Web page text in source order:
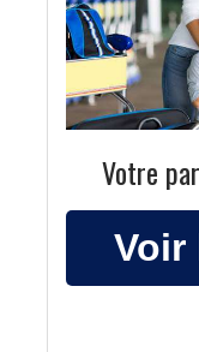
Votre